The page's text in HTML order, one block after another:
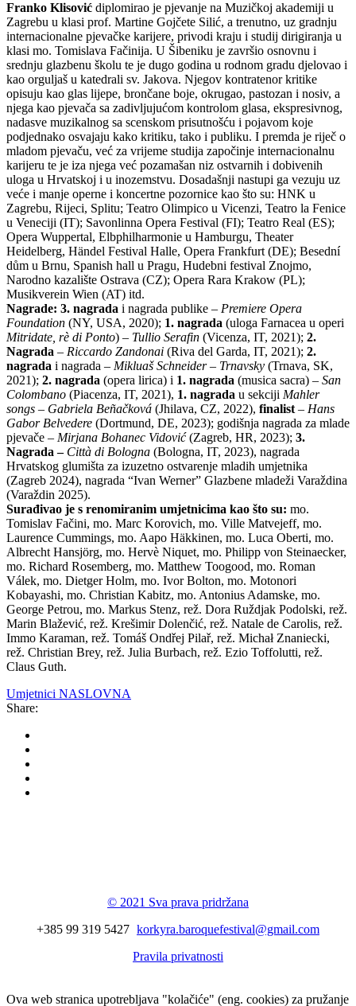
Franko Klisović diplomirao je pjevanje na Muzičkoj akademiji u
Zagrebu u klasi prof. Martine Gojčete Silić, a trenutno, uz gradnju
internacionalne pjevačke karijere, privodi kraju i studij dirigiranja u
klasi mo. Tomislava Fačinija. U Šibeniku je završio osnovnu i
srednju glazbenu školu te je dugo godina u rodnom gradu djelovao i
kao orguljaš u katedrali sv. Jakova. Njegov kontratenor kritike
opisuju kao glas lijepe, brončane boje, okrugao, pastozan i nosiv, a
njega kao pjevača sa zadivljujućom kontrolom glasa, ekspresivnog,
nadasve muzikalnog sa scenskom prisutnošću i pojavom koje
podjednako osvajaju kako kritiku, tako i publiku. I premda je riječ o
mladom pjevaču, već za vrijeme studija započinje internacionalnu
karijeru te je iza njega već pozamašan niz ostvarnih i dobivenih
uloga u Hrvatskoj i u inozemstvu. Dosadašnji nastupi ga vezuju uz
veće i manje operne i koncertne pozornice kao što su: HNK u
Zagrebu, Rijeci, Splitu; Teatro Olimpico u Vicenzi, Teatro la Fenice
u Veneciji (IT); Savonlinna Opera Festival (FI); Teatro Real (ES);
Opera Wuppertal, Elbphilharmonie u Hamburgu, Theater
Heidelberg, Händel Festival Halle, Opera Frankfurt (DE); Besední
dům u Brnu, Spanish hall u Pragu, Hudebni festival Znojmo,
Narodno kazalište Ostrava (CZ); Opera Rara Krakow (PL);
Musikverein Wien (AT) itd.
Nagrade: 3. nagrada i nagrada publike – Premiere Opera
Foundation (NY, USA, 2020); 1. nagrada (uloga Farnacea u operi
Mitridate, rè di Ponto) – Tullio Serafin (Vicenza, IT, 2021); 2.
Nagrada – Riccardo Zandonai (Riva del Garda, IT, 2021); 2.
nagrada i nagrada – Mikluaš Schneider – Trnavsky (Trnava, SK,
2021); 2. nagrada (opera lirica) i 1. nagrada (musica sacra) – San
Colombano (Piacenza, IT, 2021), 1. nagrada u sekciji Mahler
songs – Gabriela Beñačková (Jhilava, CZ, 2022), finalist – Hans
Gabor Belvedere (Dortmund, DE, 2023); godišnja nagrada za mlade
pjevače – Mirjana Bohanec Vidović(Zagreb, HR, 2023); 3.
Nagrada – Città di Bologna (Bologna, IT, 2023), nagrada
Hrvatskog glumišta za izuzetno ostvarenje mladih umjetnika
(Zagreb 2024), nagrada “Ivan Werner” Glazbene mladeži Varaždina
(Varaždin 2025).
Surađivao je s renomiranim umjetnicima kao što su: mo.
Tomislav Fačini, mo. Marc Korovich, mo. Ville Matvejeff, mo.
Laurence Cummings, mo. Aapo Häkkinen, mo. Luca Oberti, mo.
Albrecht Hansjörg, mo. Hervè Niquet, mo. Philipp von Steinaecker,
mo. Richard Rosemberg, mo. Matthew Toogood, mo. Roman
Válek, mo. Dietger Holm, mo. Ivor Bolton, mo. Motonori
Kobayashi, mo. Christian Kabitz, mo. Antonius Adamske, mo.
George Petrou, mo. Markus Stenz, rež. Dora Ruždjak Podolski, rež.
Marin Blažević, rež. Krešimir Dolenčić, rež. Natale de Carolis, rež.
Immo Karaman, rež. Tomáš Ondřej Pilař, rež. Michał Znaniecki,
rež. Christian Brey, rež. Julia Burbach, rež. Ezio Toffolutti, rež.
Claus Guth.
Umjetnici NASLOVNA
Share:
© 2021 Sva prava pridržana
+385 99 319 5427 korkyra.baroquefestival@gmail.com
Pravila privatnosti
Ova web stranica upotrebljava "kolačiće" (eng. cookies) za pružanje